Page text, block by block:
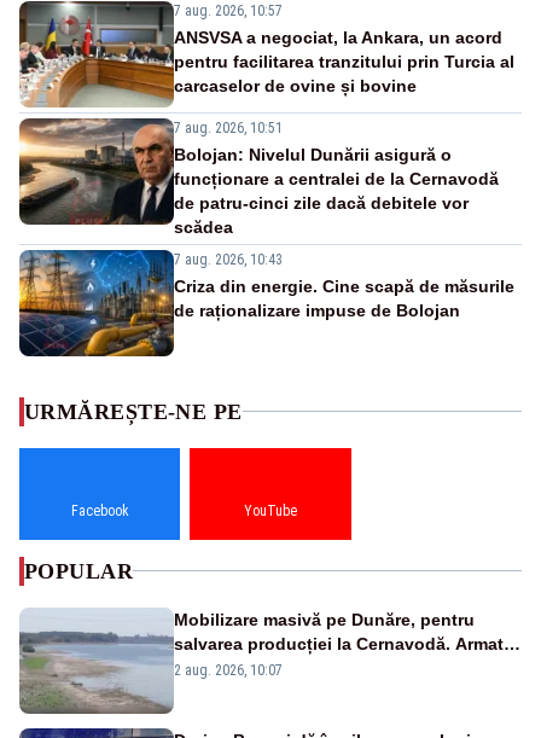
7 aug. 2026, 10:57
ANSVSA a negociat, la Ankara, un acord
pentru facilitarea tranzitului prin Turcia al
carcaselor de ovine și bovine
7 aug. 2026, 10:51
Bolojan: Nivelul Dunării asigură o
funcționare a centralei de la Cernavodă
de patru-cinci zile dacă debitele vor
scădea
7 aug. 2026, 10:43
Criza din energie. Cine scapă de măsurile
de raționalizare impuse de Bolojan
URMĂREȘTE-NE PE
Facebook YouTube
POPULAR
Mobilizare masivă pe Dunăre, pentru
salvarea producției la Cernavodă. Armata
va detona o stâncă și va devia apa
2 aug. 2026, 10:07